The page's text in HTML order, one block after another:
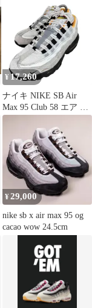
¥ 17,260
ナイキ NIKE SB Air
Max 95 Club 58 エア マ
ックス 95 スニーカー
メンズ 25.5
¥29,000
nike sb x air max 95 og
cacao wow 24.5cm